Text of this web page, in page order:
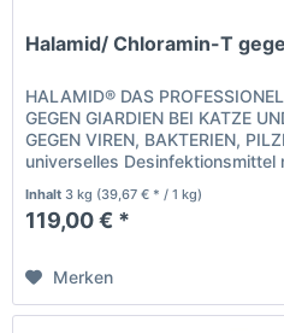
Halamid/ Chloramin-T
HALAMID® DAS
GEGEN GIARDIEN BEI KATZE
GEGEN VIREN, BAKTERIEN,
universelles Desinfektionsmittel
Inhalt 3 kg (39,67 € * / 1 kg)
119,00 € *
Merken